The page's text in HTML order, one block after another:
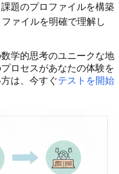
題のプロファイルを構築
ァイルを明確で理解し
学的思考のユニークな地
ロセスがあなたの体験を
は、今すぐテストを開始